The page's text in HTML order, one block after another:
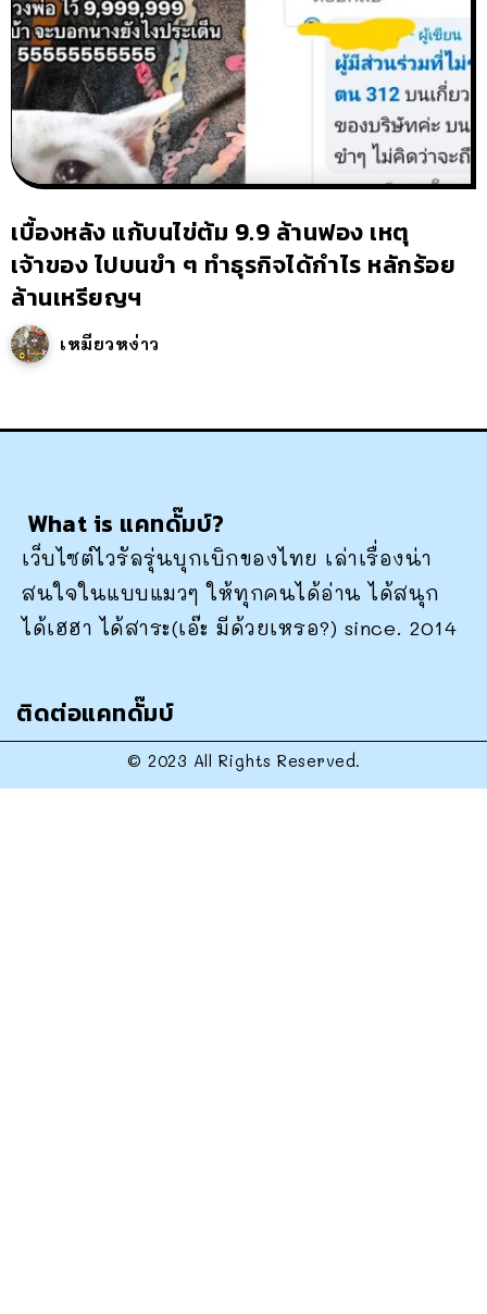
เบื้องหลัง แก้บนไข่ต้ม 9.9 ล้านฟอง เหตุ
เจ้าของ ไปบนขำ ๆ ทำธุรกิจได้กำไร หลักร้อย
ล้านเหรียญฯ
เหมียวหง่าว
What is แคทดั๊มบ์?
เว็บไซต์ไวรัลรุ่นบุกเบิกของไทย เล่าเรื่องน่า
สนใจในแบบแมวๆ ให้ทุกคนได้อ่าน ได้สนุก
ได้เฮฮา ได้สาระ(เอ๊ะ มีด้วยเหรอ?) since. 2014
ติดต่อแคทดั๊มบ์
© 2023 All Rights Reserved.